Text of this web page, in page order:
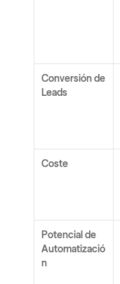
Conversión de
Leads
Coste
Potencial de
Automatizació
n